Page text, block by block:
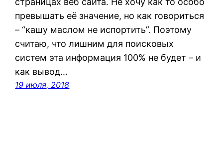
превышать её значение, но как говориться
– “кашу маслом не испортить”. Поэтому
считаю, что лишним для поисковых
систем эта информация 100% не будет – и
как вывод…
19 июля, 2018